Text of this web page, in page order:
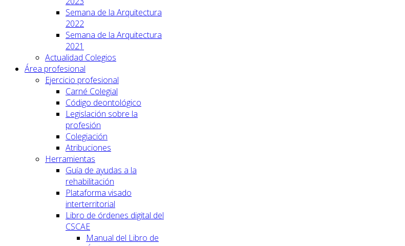
Semana de la Arquitectura
2022
Semana de la Arquitectura
2021
Actualidad Colegios
Área profesional
Ejercicio profesional
Carné Colegial
Código deontológico
Legislación sobre la
profesión
Colegiación
Atribuciones
Herramientas
Guía de ayudas a la
rehabilitación
Plataforma visado
interterritorial
Libro de órdenes digital del
CSCAE
Manual del Libro de